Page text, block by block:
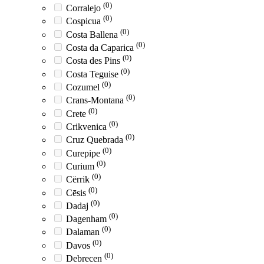
Corralejo (0)
Cospicua (0)
Costa Ballena (0)
Costa da Caparica (0)
Costa des Pins (0)
Costa Teguise (0)
Cozumel (0)
Crans-Montana (0)
Crete (0)
Crikvenica (0)
Cruz Quebrada (0)
Curepipe (0)
Curium (0)
Cërrik (0)
Cēsis (0)
Dadaj (0)
Dagenham (0)
Dalaman (0)
Davos (0)
Debrecen (0)